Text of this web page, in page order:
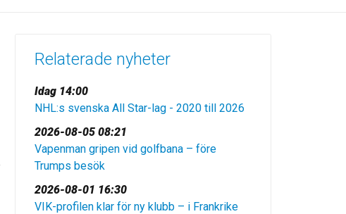
Relaterade nyheter
Idag 14:00
NHL:s svenska All Star-lag - 2020 till 2026
2026-08-05 08:21
Vapenman gripen vid golfbana – före
Trumps besök
2026-08-01 16:30
VIK-profilen klar för ny klubb – i Frankrike